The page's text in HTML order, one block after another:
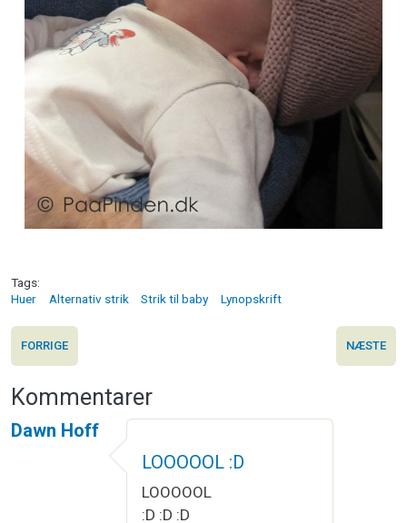
Tags
Huer
Alternativ strik Strik til baby Lynopskrift
FORRIGE NÆSTE
Kommentarer
Dawn Hoff
LOOOOOL :D
LOOOOOL
:D :D :D